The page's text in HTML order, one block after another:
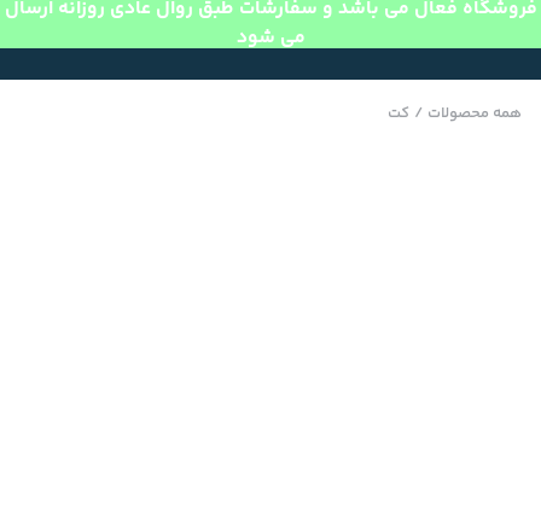
فروشگاه فعال می باشد و سفارشات طبق روال عادی روزانه ارسال
می شود
همه محصولات / کت